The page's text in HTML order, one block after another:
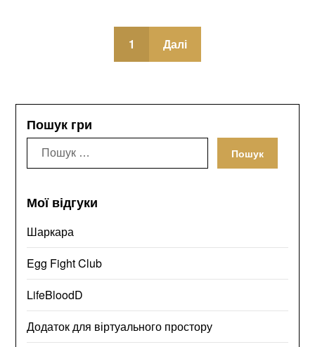
1 Далі
Пошук гри
Пошук:
Мої відгуки
Шаркара
Egg Fight Club
LifeBloodD
Додаток для віртуального простору